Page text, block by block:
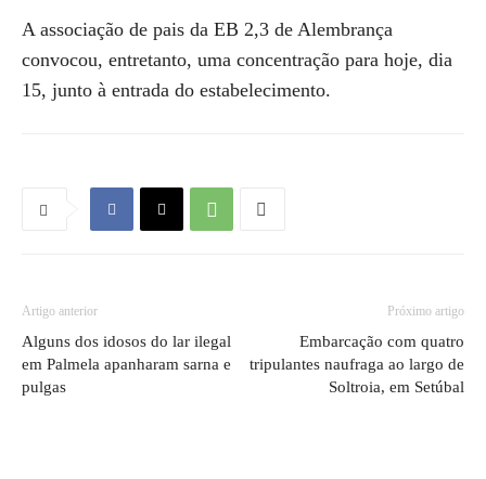
A associação de pais da EB 2,3 de Alembrança
convocou, entretanto, uma concentração para hoje, dia
15, junto à entrada do estabelecimento.
Artigo anterior
Alguns dos idosos do lar ilegal
em Palmela apanharam sarna e
pulgas
Próximo artigo
Embarcação com quatro
tripulantes naufraga ao largo de
Soltroia, em Setúbal